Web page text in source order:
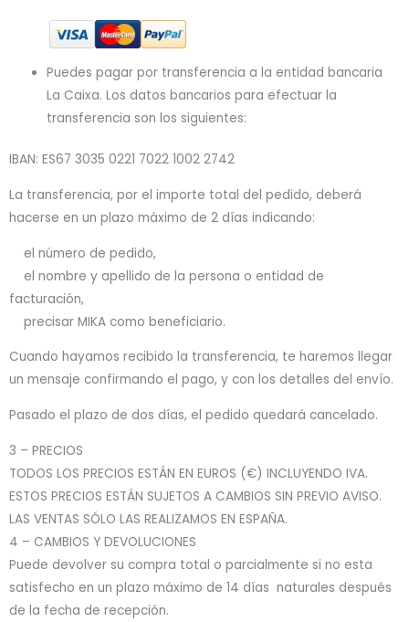
Puedes pagar por transferencia a la entidad bancaria
La Caixa. Los datos bancarios para efectuar la
transferencia son los siguientes:
IBAN: ES67 3035 0221 7022 1002 2742
La transferencia, por el importe total del pedido, deberá
hacerse en un plazo máximo de 2 días indicando:
el número de pedido,
el nombre y apellido de la persona o entidad de
facturación,
precisar MIKA como beneficiario.
Cuando hayamos recibido la transferencia, te haremos llegar
un mensaje confirmando el pago, y con los detalles del envío.
Pasado el plazo de dos días, el pedido quedará cancelado.
3 – PRECIOS
TODOS LOS PRECIOS ESTÁN EN EUROS (€) INCLUYENDO IVA.
ESTOS PRECIOS ESTÁN SUJETOS A CAMBIOS SIN PREVIO AVISO.
LAS VENTAS SÓLO LAS REALIZAMOS EN ESPAÑA.
4 – CAMBIOS Y DEVOLUCIONES
Puede devolver su compra total o parcialmente si no esta
satisfecho en un plazo máximo de 14 días naturales después
de la fecha de recepción.